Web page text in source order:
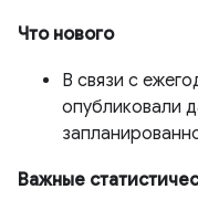
Что нового
В связи с
опубликовали
Важные